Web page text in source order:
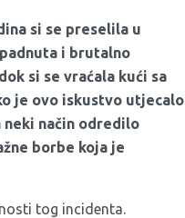
si se preselila u
i brutalno
si se vraćala kući sa
je ovo iskustvo utjecalo
neki način odredilo
borbe koja je
tog incidenta.